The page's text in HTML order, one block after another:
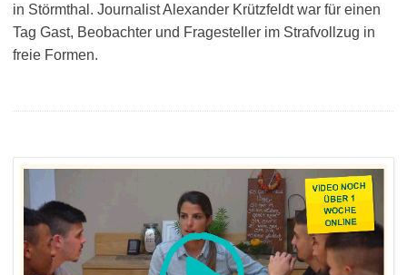
in Störmthal. Journalist Alexander Krützfeldt war für einen
Tag Gast, Beobachter und Fragesteller im Strafvollzug in
freie Formen.